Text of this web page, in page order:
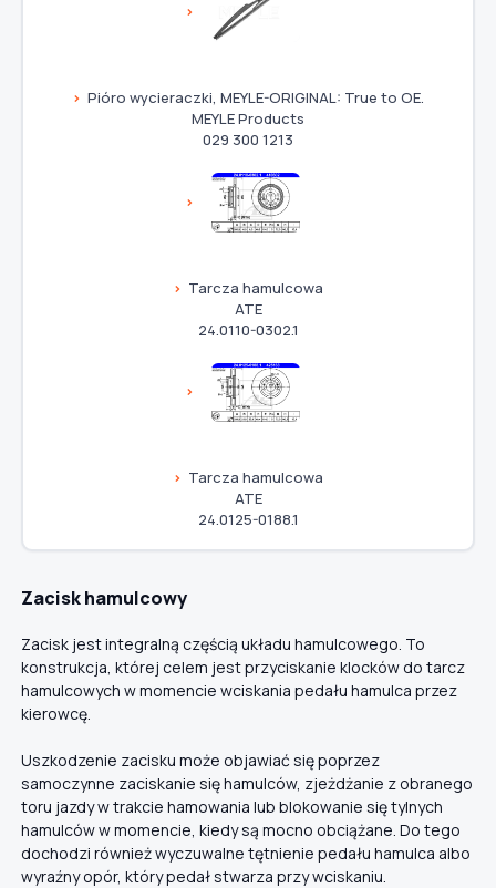
Pióro wycieraczki, MEYLE-ORIGINAL: True to OE.
MEYLE Products
029 300 1213
Tarcza hamulcowa
ATE
24.0110-0302.1
Tarcza hamulcowa
ATE
24.0125-0188.1
Zacisk hamulcowy
Zacisk jest integralną częścią układu hamulcowego. To
konstrukcja, której celem jest przyciskanie klocków do tarcz
hamulcowych w momencie wciskania pedału hamulca przez
kierowcę.
Uszkodzenie zacisku może objawiać się poprzez
samoczynne zaciskanie się hamulców, zjeżdżanie z obranego
toru jazdy w trakcie hamowania lub blokowanie się tylnych
hamulców w momencie, kiedy są mocno obciążane. Do tego
dochodzi również wyczuwalne tętnienie pedału hamulca albo
wyraźny opór, który pedał stwarza przy wciskaniu.